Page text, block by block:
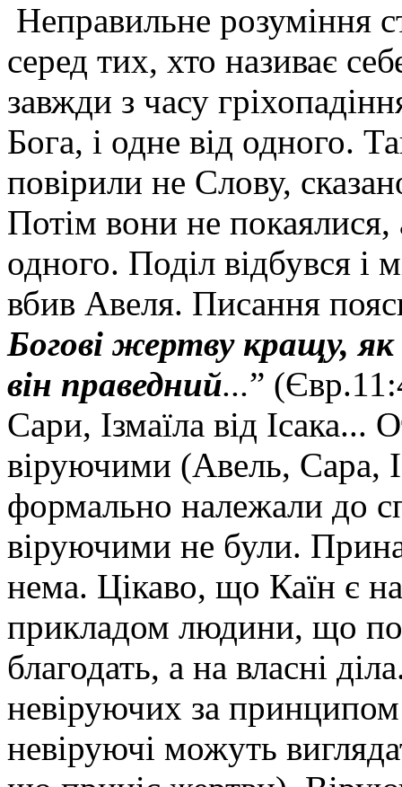
Неправильне розуміння
серед тих, хто називає
завжди з часу
Бога, і одне від одного.
повірили не Слову,
Потім вони не покаялися,
одного. Поділ відбувся
вбив Авеля. Писання
Богові жертву кращу,
він праведний...”
Сари, Ізмаїла від
віруючими (Авель, Сара,
формально належали до
віруючими не були.
нема. Цікаво, що Каїн є
прикладом людини, що
благодать, а на власні
невіруючих за
невіруючі можуть